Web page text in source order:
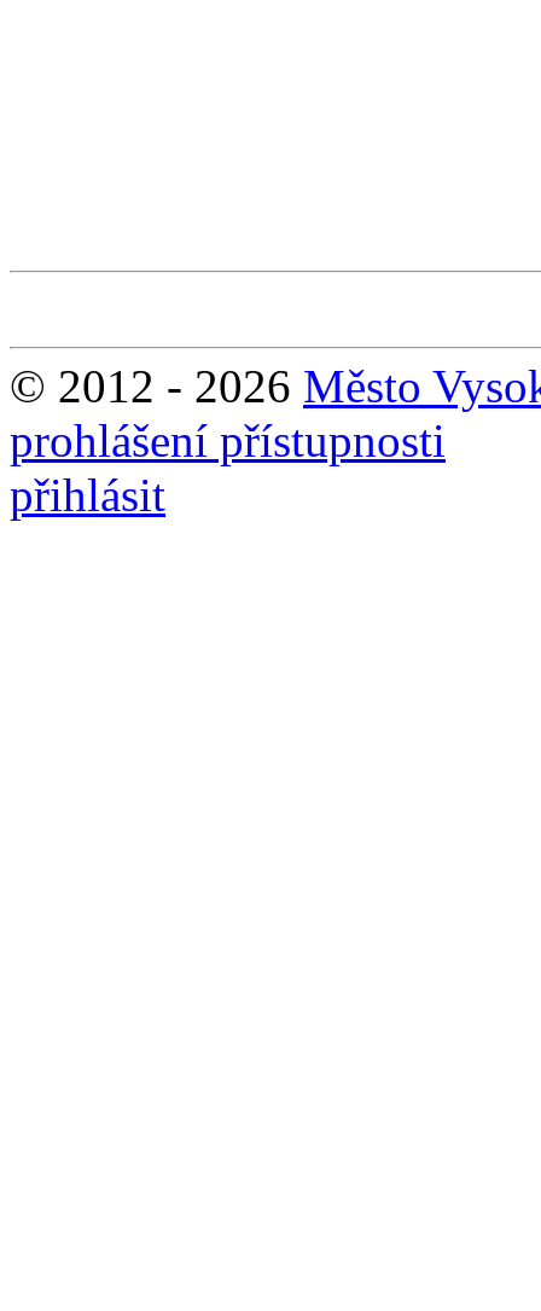
© 2012 - 2026 Město
prohlášení přístupnosti
přihlásit